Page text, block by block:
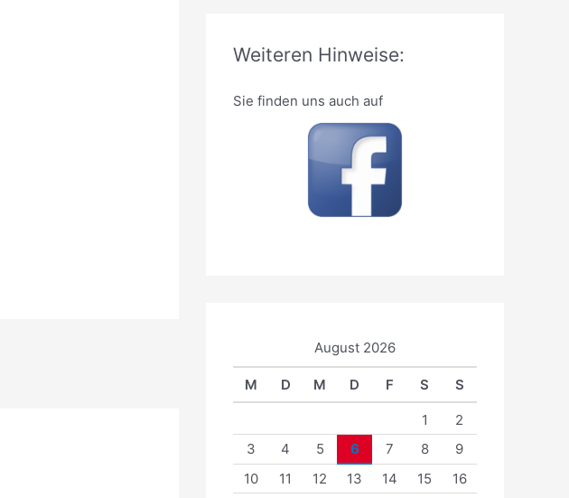
n
Weiteren Hinweise:
Sie finden uns auch auf
August 2026
M D M D F S S
1
2
3
4 5 6 7 8
9
10
11 12 13 14 15
16